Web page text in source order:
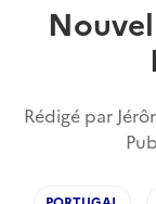
Rédigé par